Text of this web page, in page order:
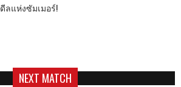
ดีลแห่งซัมเมอร์!
NEXT MATCH